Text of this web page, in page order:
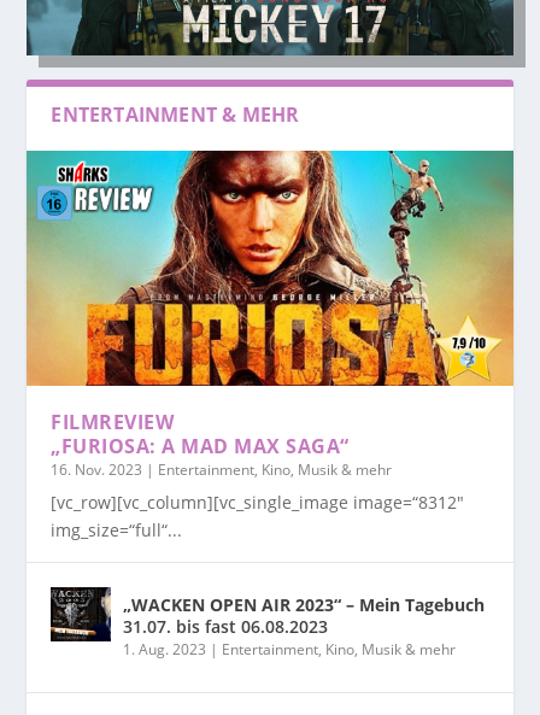
ENTERTAINMENT & MEHR
FILMREVIEW
„FURIOSA: A MAD MAX SAGA“
16. Nov. 2023 | Entertainment, Kino, Musik & mehr
[vc_row][vc_column][vc_single_image image=“8312″
img_size=“full“...
„WACKEN OPEN AIR 2023“ – Mein Tagebuch
31.07. bis fast 06.08.2023
1. Aug. 2023 | Entertainment, Kino, Musik & mehr